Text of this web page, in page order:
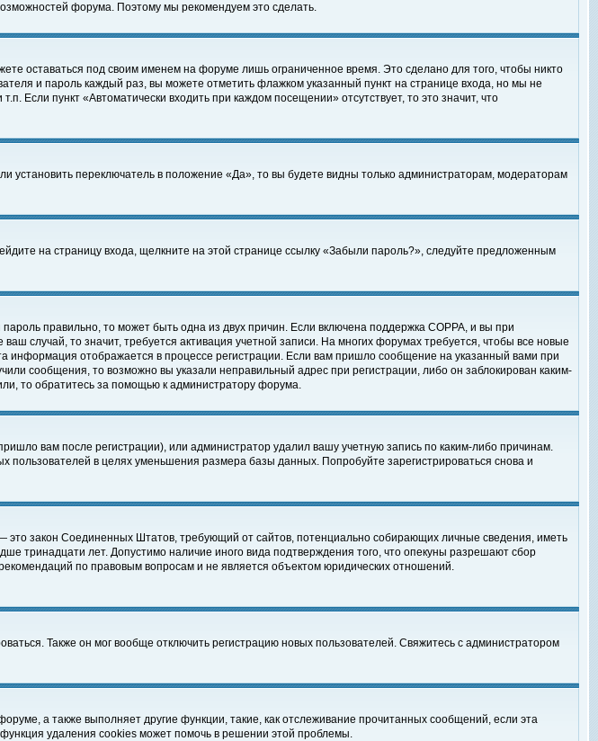
форума. Поэтому мы рекомендуем это сделать.
оставаться под своим именем на форуме лишь ограниченное время. Это сделано для того, чтобы никто
и пароль каждый раз, вы можете отметить флажком указанный пункт на странице входа, но мы не
Если пункт «Автоматически входить при каждом посещении» отсутствует, то это значит, что
переключатель в положение «Да», то вы будете видны только администраторам, модераторам
на страницу входа, щелкните на этой странице ссылку «Забыли пароль?», следуйте предложенным
правильно, то может быть одна из двух причин. Если включена поддержка COPPA, и вы при
случай, то значит, требуется активация учетной записи. На многих форумах требуется, чтобы все новые
информация отображается в процессе регистрации. Если вам пришло сообщение на указанный вами при
сообщения, то возможно вы указали неправильный адрес при регистрации, либо он заблокирован каким-
то обратитесь за помощью к администратору форума.
вам после регистрации), или администратор удалил вашу учетную запись по каким-либо причинам.
в целях уменьшения размера базы данных. Попробуйте зарегистрироваться снова и
это закон Соединенных Штатов, требующий от сайтов, потенциально собирающих личные сведения, иметь
тринадцати лет. Допустимо наличие иного вида подтверждения того, что опекуны разрешают сбор
по правовым вопросам и не является объектом юридических отношений.
Также он мог вообще отключить регистрацию новых пользователей. Свяжитесь с администратором
а также выполняет другие функции, такие, как отслеживание прочитанных сообщений, если эта
удаления cookies может помочь в решении этой проблемы.